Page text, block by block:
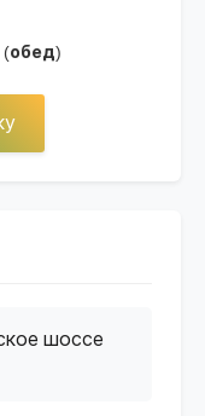
(обед)
шоссе